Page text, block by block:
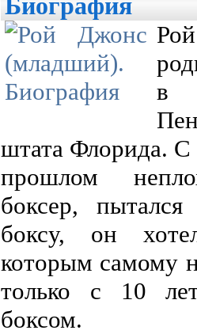
Биография
в
штата Флорида. С
прошлом
боксер,
боксу, он
которым самому
только с 10
боксом.